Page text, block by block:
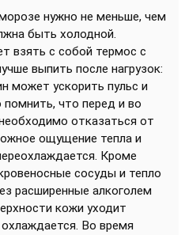
нужно не меньше, чем
быть холодной.
взять с собой термос с
выпить после нагрузок:
может ускорить пульс и
что перед и во
отказаться от
ощущение тепла и
Кроме
сосуды и тепло
расширенные алкоголем
кожи уходит
Во время